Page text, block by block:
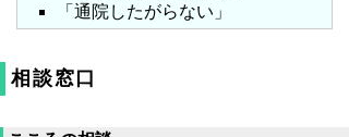
「通院したがらない」
相談窓口